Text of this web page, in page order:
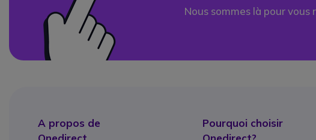
Nous sommes là pour vous
A propos de
Pourquoi choisir